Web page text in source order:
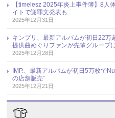
【timelesz 2025年炎上事件簿】8
イトで謝罪文発表も
2025年12月31日
キンプリ、最新アルバムが初日22
提供曲めぐりファンが先輩グループ
2025年12月28日
IMP.、最新アルバムが初日5万枚で
の店舗販売”
2025年12月21日